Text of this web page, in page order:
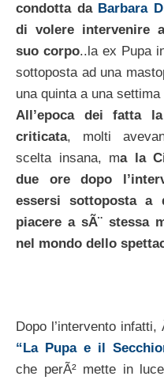
condotta da Barbara
di volere intervenire
suo corpo..la ex Pupa
sottoposta ad una
una quinta a una
All’epoca dei fatta
criticata, molti
scelta insana, ma la
due ore dopo
essersi sottoposta a
piacere a sÃ¨ stessa
nel mondo dello
Dopo l’intervento
“La Pupa e il
che perÃ² mette in